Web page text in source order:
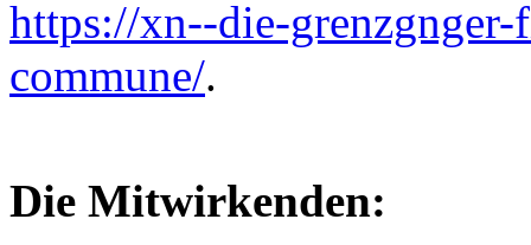
https://xn--die-
commune/.
Die Mitwirkenden: